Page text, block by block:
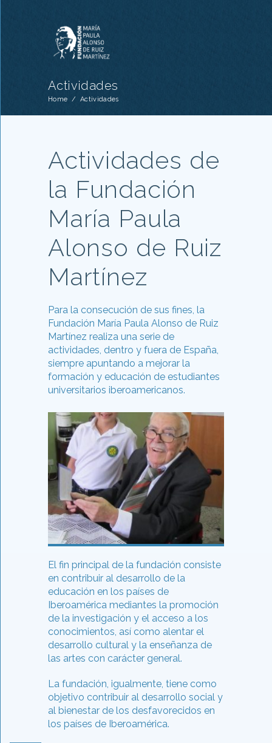
Actividades
Home / Actividades
Actividades de
la Fundación
María Paula
Alonso de Ruiz
Martínez
Para la consecución de sus fines, la
Fundación María Paula Alonso de Ruiz
Martínez realiza una serie de
actividades, dentro y fuera de España,
siempre apuntando a mejorar la
formación y educación de estudiantes
universitarios iberoamericanos.
El fin principal de la fundación consiste
en contribuir al desarrollo de la
educación en los países de
Iberoamérica mediantes la promoción
de la investigación y el acceso a los
conocimientos, así como alentar el
desarrollo cultural y la enseñanza de
las artes con carácter general.
La fundación, igualmente, tiene como
objetivo contribuir al desarrollo social y
al bienestar de los desfavorecidos en
los países de Iberoamérica.